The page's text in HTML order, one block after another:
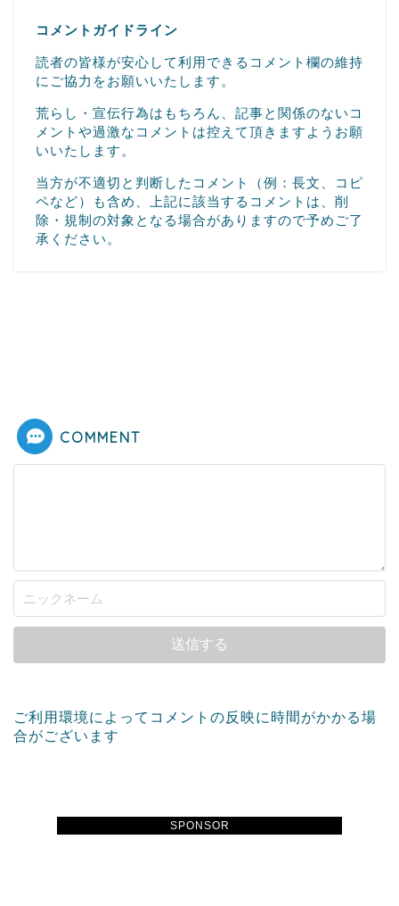
SPONSOR
コメントガイドライン
読者の皆様が安心して利用できるコメント欄の維持
にご協力をお願いいたします。
荒らし・宣伝行為はもちろん、記事と関係のないコ
メントや過激なコメントは控えて頂きますようお願
いいたします。
当方が不適切と判断したコメント（例：長文、コピ
ペなど）も含め、上記に該当するコメントは、削
除・規制の対象となる場合がありますので予めご了
承ください。
COMMENT
ご利用環境によってコメントの反映に時間がかかる場
合がございます